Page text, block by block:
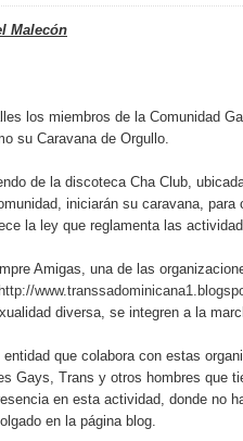
y su Bipolarband
inaugura nueva
25 años de trayectoria
y El Canario se unen
Malecón
los miembros de la Comunidad
su Caravana de Orgullo.
de la discoteca Cha Club,
iniciarán su caravana, para
la ley que reglamenta las
Amigas, una de las
http://
diversa, se integren a la
que colabora con estas
Gays, Trans y otros hombres que
en esta actividad, donde no
en la página blog.